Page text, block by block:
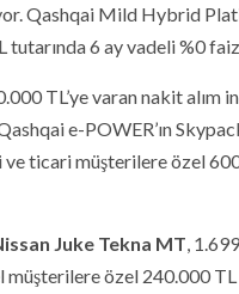
Qashqai Mild Hybrid
6 ay vadeli %0
TL’ye varan nakit alım
e-POWER’ın
ticari müşterilere özel
Juke Tekna MT,
müşterilere özel 240.000